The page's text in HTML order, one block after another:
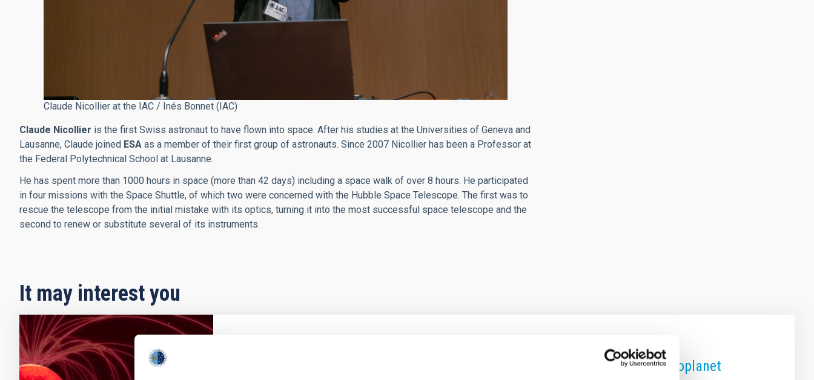
Claude Nicollier at the IAC / Inés Bonnet (IAC)
Claude Nicollier is the first Swiss astronaut to have flown into space. After his studies at the Universities of Geneva and
Lausanne, Claude joined ESA as a member of their first group of astronauts. Since 2007 Nicollier has been a Professor at
the Federal Polytechnical School at Lausanne.
He has spent more than 1000 hours in space (more than 42 days) including a space walk of over 8 hours. He participated
in four missions with the Space Shuttle, of which two were concerned with the Hubble Space Telescope. The first was to
rescue the telescope from the initial mistake with its optics, turning it into the most successful space telescope and the
second to renew or substitute several of its instruments.
It may interest you
A study reveals the strongest evidence to date of a magnetic field on an exoplanet